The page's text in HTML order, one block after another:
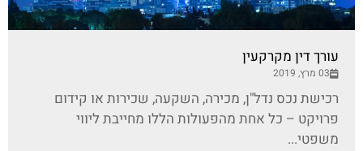
עורך דין מקרקעין
03 מרץ, 2019
רכישת נכס נדל"ן, מכירה, השקעה, שכירות או קידום
פרויקט – כל אחת מהפעולות הללו מחייבת ליווי
משפטי...